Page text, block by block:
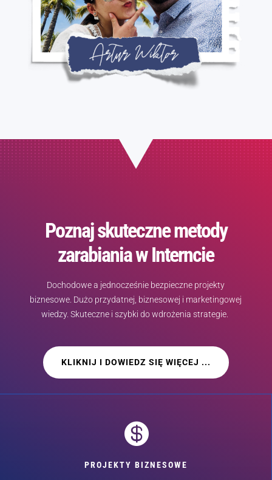
Poznaj skuteczne metody
zarabiania w Interncie
Dochodowe a jednocześnie bezpieczne projekty
biznesowe. Dużo przydatnej, biznesowej i marketingowej
wiedzy. Skuteczne i szybki do wdrożenia strategie.
KLIKNIJ I DOWIEDZ SIĘ WIĘCEJ ...

PROJEKTY BIZNESOWE